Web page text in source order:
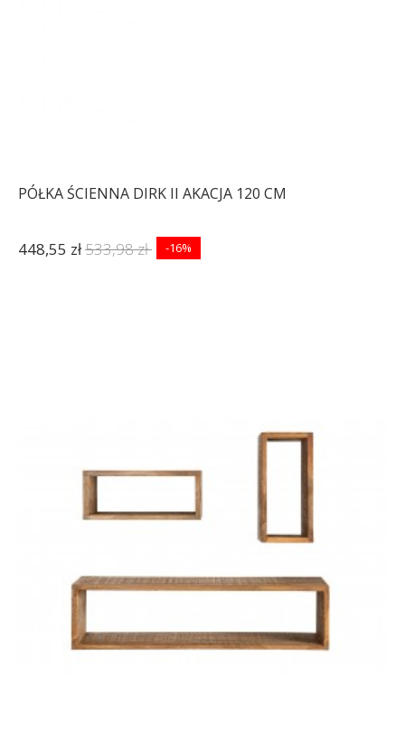
PÓŁKA ŚCIENNA DIRK II AKACJA 120 CM
448,55 zł533,98 zł -16%